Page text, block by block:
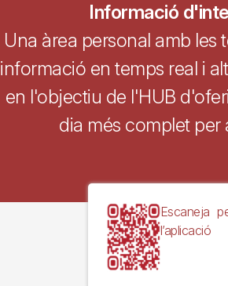
Informació
Una àrea personal amb les
informació en temps real i
en l'objectiu de l'HUB
dia més complet per
Escaneja
l’aplicació